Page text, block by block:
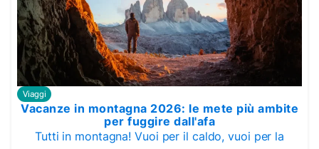
Viaggi
Vacanze in montagna 2026: le mete più ambite
per fuggire dall'afa
Tutti in montagna! Vuoi per il caldo, vuoi per la